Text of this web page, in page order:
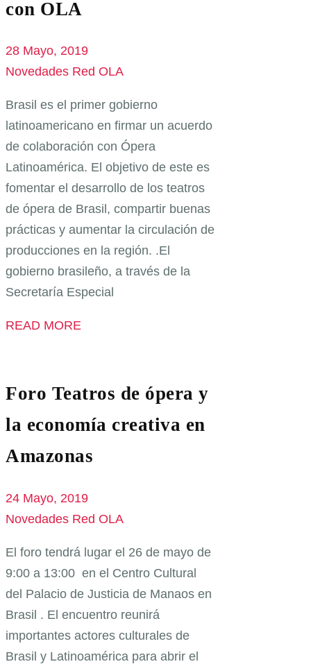
con OLA
28 Mayo, 2019
Novedades Red OLA
Brasil es el primer gobierno
latinoamericano en firmar un acuerdo
de colaboración con Ópera
Latinoamérica. El objetivo de este es
fomentar el desarrollo de los teatros
de ópera de Brasil, compartir buenas
prácticas y aumentar la circulación de
producciones en la región. .El
gobierno brasileño, a través de la
Secretaría Especial
READ MORE
Foro Teatros de ópera y
la economía creativa en
Amazonas
24 Mayo, 2019
Novedades Red OLA
El foro tendrá lugar el 26 de mayo de
9:00 a 13:00 en el Centro Cultural
del Palacio de Justicia de Manaos en
Brasil . El encuentro reunirá
importantes actores culturales de
Brasil y Latinoamérica para abrir el